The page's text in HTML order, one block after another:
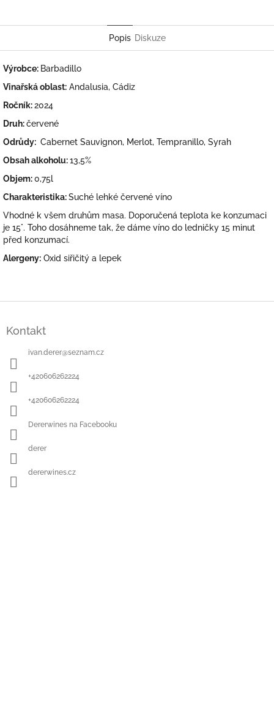
Popis Diskuze
Výrobce: Barbadillo
Vinařská oblast: Andalusia, Cádiz
Ročník:2024
Druh:červené
Odrůdy: Cabernet Sauvignon, Merlot, Tempranillo, Syrah
Obsah alkoholu:13,5%
Objem:0,75l
Charakteristika:Suché lehké červené víno
Vhodné k všem druhům masa. Doporučená teplota ke konzumaci
je 15°. Toho dosáhneme tak, že dáme víno do ledničky 15 minut
před konzumací.
Alergeny: Oxid siřičitý a lepek
Kontakt
ivan.derer@seznam.cz
+420606262224
+420606262224
Dererwines na Facebooku
derer
dererwines.cz